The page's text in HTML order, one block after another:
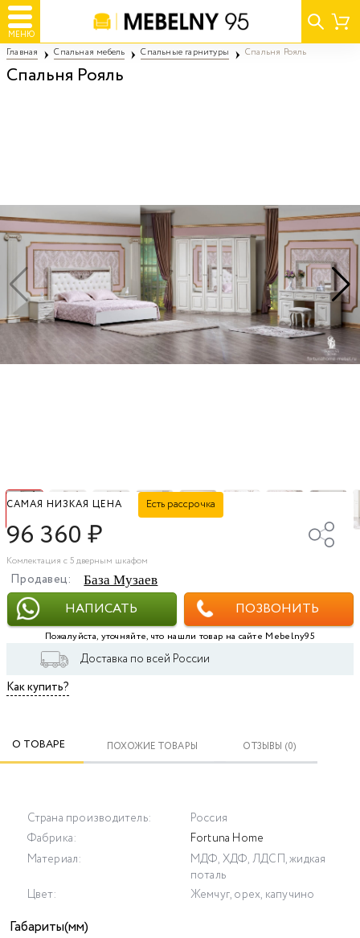
МЕНЮ
Главная Спальная мебель Спальные гарнитуры Спальня Рояль
Спальня Рояль
САМАЯ НИЗКАЯ ЦЕНА Есть рассрочка
96 360₽
Комлектация c 5 дверным шкафом
Продавец: База Музаев
НАПИСАТЬ ПОЗВОНИТЬ
Пожалуйста, уточняйте, что нашли товар на сайте Mebelny95
Доставка по всей России
Как купить?
О ТОВАРЕ ПОХОЖИЕ ТОВАРЫ ОТЗЫВЫ (0)
Страна производитель:
Россия
Фабрика:
Fortuna Home
Материал:
МДФ, ХДФ, ЛДСП, жидкая
поталь
Цвет:
Жемчуг, орех, капучино
Габариты(мм)